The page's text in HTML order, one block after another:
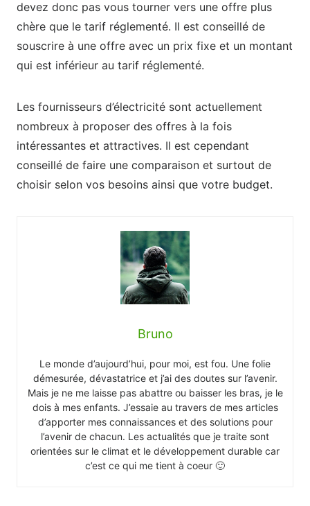
devez donc pas vous tourner vers une offre plus
chère que le tarif réglementé. Il est conseillé de
souscrire à une offre avec un prix fixe et un montant
qui est inférieur au tarif réglementé.
Les fournisseurs d’électricité sont actuellement
nombreux à proposer des offres à la fois
intéressantes et attractives. Il est cependant
conseillé de faire une comparaison et surtout de
choisir selon vos besoins ainsi que votre budget.
Bruno
Le monde d’aujourd’hui, pour moi, est fou. Une folie
démesurée, dévastatrice et j’ai des doutes sur l’avenir.
Mais je ne me laisse pas abattre ou baisser les bras, je le
dois à mes enfants. J’essaie au travers de mes articles
d’apporter mes connaissances et des solutions pour
l’avenir de chacun. Les actualités que je traite sont
orientées sur le climat et le développement durable car
c’est ce qui me tient à coeur 🙂